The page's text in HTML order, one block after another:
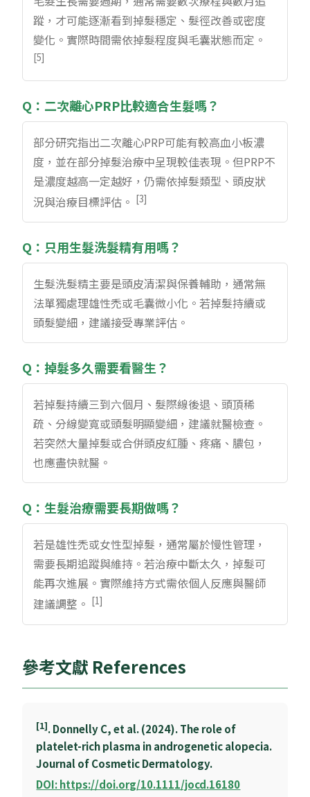
蹤，才可能逐漸看到掉髮穩定、髮徑改善或密度
變化。實際時間需依掉髮程度與毛囊狀態而定。
[5]
Q：二次離心PRP比較適合生髮嗎？
部分研究指出二次離心PRP可能有較高血小板濃
度，並在部分掉髮治療中呈現較佳表現。但PRP不
是濃度越高一定越好，仍需依掉髮類型、頭皮狀
況與治療目標評估。 [3]
Q：只用生髮洗髮精有用嗎？
生髮洗髮精主要是頭皮清潔與保養輔助，通常無
法單獨處理雄性禿或毛囊微小化。若掉髮持續或
頭髮變細，建議接受專業評估。
Q：掉髮多久需要看醫生？
若掉髮持續三到六個月、髮際線後退、頭頂稀
疏、分線變寬或頭髮明顯變細，建議就醫檢查。
若突然大量掉髮或合併頭皮紅腫、疼痛、膿包，
也應盡快就醫。
Q：生髮治療需要長期做嗎？
若是雄性禿或女性型掉髮，通常屬於慢性管理，
需要長期追蹤與維持。若治療中斷太久，掉髮可
能再次進展。實際維持方式需依個人反應與醫師
建議調整。 [1]
參考文獻 References
[1]. Donnelly C, et al. (2024). The role of
platelet-rich plasma in androgenetic alopecia.
Journal of Cosmetic Dermatology.
DOI: https://doi.org/10.1111/jocd.16180